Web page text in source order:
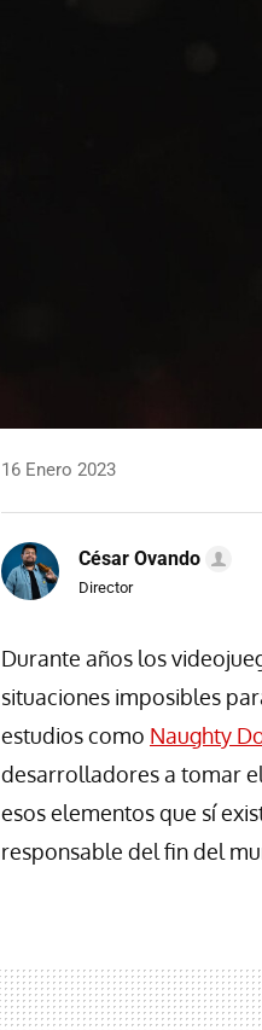
16 Enero 2023
César Ovando
Director
Durante años los
situaciones imposibles
estudios como Naughty
desarrolladores a tomar
esos elementos que sí
responsable del fin del